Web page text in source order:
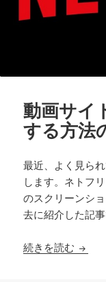
動画サイ
する方法
最近、よく見ら
します。ネトフ
のスクリーンシ
去に紹介した記
続きを読む 動画